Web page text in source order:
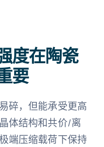
度在陶瓷
要
碎，但能承受更高
体结构和共价/离
端压缩载荷下保持